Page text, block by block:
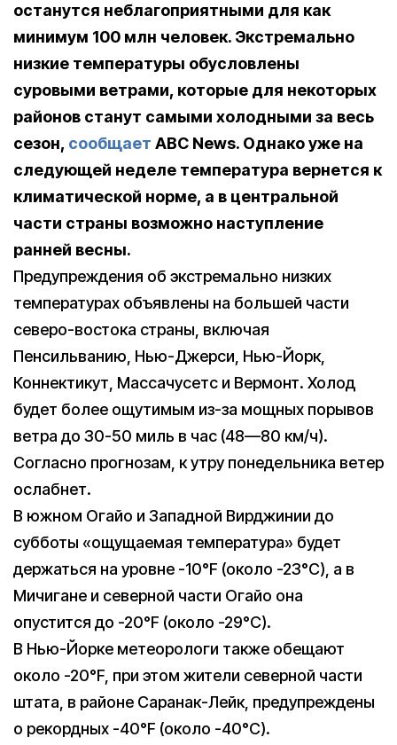
останутся неблагоприятными для как
минимум 100 млн человек. Экстремально
низкие температуры обусловлены
суровыми ветрами, которые для некоторых
районов станут самыми холодными за весь
сезон, сообщает ABC News. Однако уже на
следующей неделе температура вернется к
климатической норме, а в центральной
части страны возможно наступление
ранней весны.
Предупреждения об экстремально низких
температурах объявлены на большей части
северо-востока страны, включая
Пенсильванию, Нью-Джерси, Нью-Йорк,
Коннектикут, Массачусетс и Вермонт. Холод
будет более ощутимым из-за мощных порывов
ветра до 30-50 миль в час (48—80 км/ч).
Согласно прогнозам, к утру понедельника ветер
ослабнет.
В южном Огайо и Западной Вирджинии до
субботы «ощущаемая температура» будет
держаться на уровне -10°F (около -23°C), а в
Мичигане и северной части Огайо она
опустится до -20°F (около -29°C).
В Нью-Йорке метеорологи также обещают
около -20°F, при этом жители северной части
штата, в районе Саранак-Лейк, предупреждены
о рекордных -40°F (около -40°C).